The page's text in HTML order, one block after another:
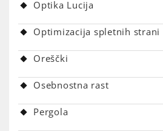
Optika Lucija
Optimizacija spletnih strani
Oreščki
Osebnostna rast
Pergola